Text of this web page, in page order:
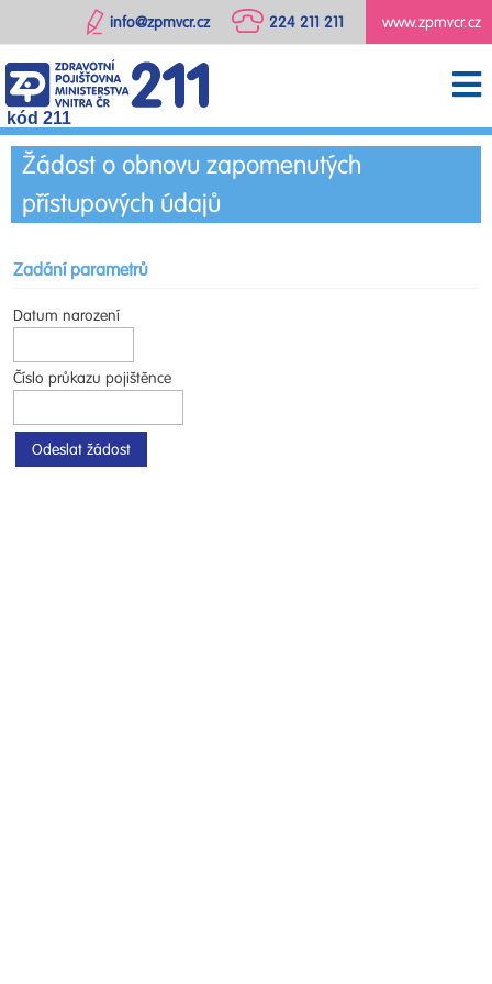
www.zpmvcr.cz
224 211 211
info@zpmvcr.cz
kód 211
Žádost o obnovu zapomenutých
přístupových údajů
Zadání parametrů
Datum narození
Číslo průkazu pojištěnce